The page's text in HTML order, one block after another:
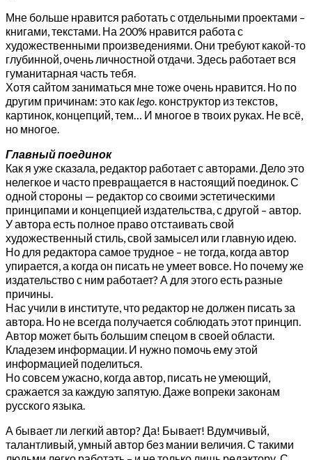
Мне больше нравится работать с отдельными проектами –
книгами, текстами. На 200% нравится работа с
художественными произведениями. Они требуют какой-то
глубинной, очень личностной отдачи. Здесь работает вся
гуманитарная часть тебя.
Хотя сайтом заниматься мне тоже очень нравится. Но по
другим причинам: это какlego. конструктор из текстов,
картинок, концепций, тем… И многое в твоих руках. Не всё,
но многое.
Главный поединок
Как я уже сказала, редактор работает с авторами. Дело это
нелегкое и часто превращается в настоящий поединок. С
одной стороны — редактор со своими эстетическими
принципами и концепцией издательства, с другой – автор.
У автора есть полное право отстаивать свой
художественный стиль, свой замысел или главную идею.
Но для редактора самое трудное – не тогда, когда автор
упирается, а когда он писать не умеет вовсе. Но почему же
издательство с ним работает? А для этого есть разные
причины.
Нас учили в институте, что редактор не должен писать за
автора. Но не всегда получается соблюдать этот принцип.
Автор может быть большим спецом в своей области.
Кладезем информации. И нужно помочь ему этой
информацией поделиться.
Но совсем ужасно, когда автор, писать не умеющий,
сражается за каждую запятую. Даже вопреки законам
русского языка.
А бывает ли легкий автор? Да! Бывает! Вдумчивый,
талантливый, умный автор без мании величия. С такими